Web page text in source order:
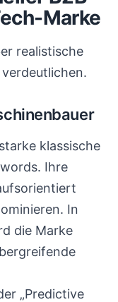
Marke
realistische
klassische
Ihre
In
die Marke
„Predictive